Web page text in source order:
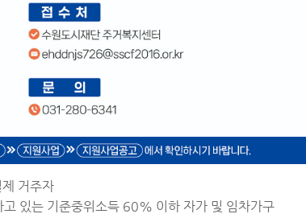
거주자
있는 기준중위소득 60% 이하 자가 및 임차가구